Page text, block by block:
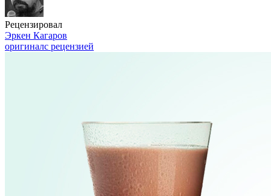
Рецензировал
Эркен Кагаров
оригиналс рецензией